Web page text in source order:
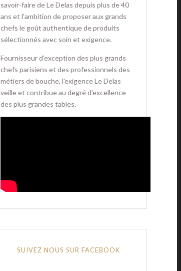
savoir-faire de Le Delas depuis plus de 40
ans et l’ambition de proposer aux grands
chefs le goût authentique de produits
sélectionnés avec soin et exigence.
Fournisseur d’exception des plus grands
chefs parisiens et des professionnels des
métiers de bouche, l'exigence Le Delas
veille et contribue au degré d’excellence
des plus grandes tables.
SUIVEZ NOUS SUR FACEBOOK